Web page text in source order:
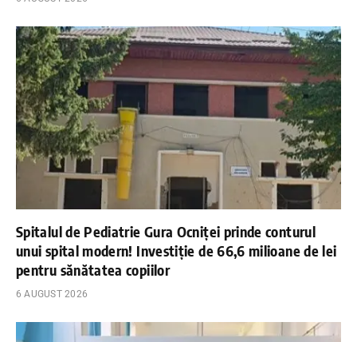
Spitalul de Pediatrie Gura Ocniței prinde conturul
unui spital modern! Investiție de 66,6 milioane de lei
pentru sănătatea copiilor
6 AUGUST 2026